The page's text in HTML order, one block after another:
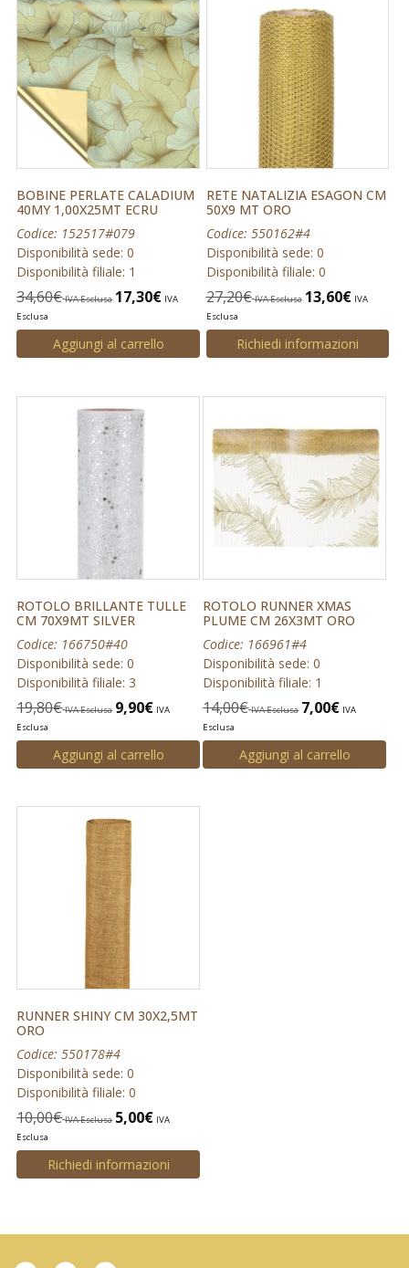
BOBINE PERLATE CALADIUM
40MY 1,00X25MT ECRU
Codice: 152517#079
Disponibilità sede: 0
Disponibilità filiale: 1
34,60€ IVA Esclusa 17,30€ IVA
Esclusa
Aggiungi al carrello
RETE NATALIZIA ESAGON CM
50X9 MT ORO
Codice: 550162#4
Disponibilità sede: 0
Disponibilità filiale: 0
27,20€ IVA Esclusa 13,60€ IVA
Esclusa
Richiedi informazioni
ROTOLO BRILLANTE TULLE
CM 70X9MT SILVER
Codice: 166750#40
Disponibilità sede: 0
Disponibilità filiale: 3
19,80€ IVA Esclusa 9,90€ IVA
Esclusa
Aggiungi al carrello
ROTOLO RUNNER XMAS
PLUME CM 26X3MT ORO
Codice: 166961#4
Disponibilità sede: 0
Disponibilità filiale: 1
14,00€ IVA Esclusa 7,00€ IVA
Esclusa
Aggiungi al carrello
RUNNER SHINY CM 30X2,5MT
ORO
Codice: 550178#4
Disponibilità sede: 0
Disponibilità filiale: 0
10,00€ IVA Esclusa 5,00€ IVA
Esclusa
Richiedi informazioni